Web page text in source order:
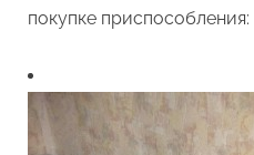
покупке приспособления: